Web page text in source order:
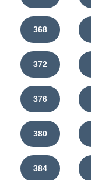
368
372
376
380
384